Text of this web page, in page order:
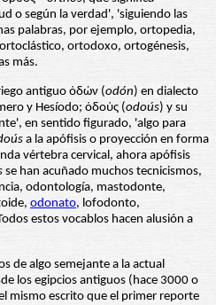
o según la verdad', 'siguiendo las
palabras, por ejemplo, ortopedia,
ortodoxo, ortogénesis,
más.
antiguo ὀδών (odón) en dialecto
y Hesíodo; ὀδούς (odoús) y su
en sentido figurado, 'algo para
a la apófisis o proyección en forma
vértebra cervical, ahora apófisis
se han acuñado muchos tecnicismos,
odontología, mastodonte,
odonato, lofodonto,
estos vocablos hacen alusión a
de algo semejante a la actual
los egipcios antiguos (hace 3000 o
mismo escrito que el primer reporte